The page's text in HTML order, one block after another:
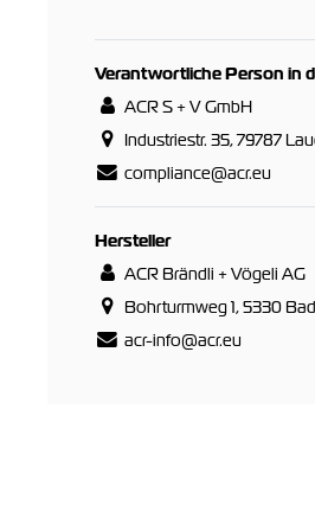
Verantwortliche Person in
ACR S + V GmbH
Industriestr. 35, 79787
compliance@acr.eu
Hersteller
ACR Brändli + Vögeli AG
Bohrturmweg 1, 5330
acr-info@acr.eu